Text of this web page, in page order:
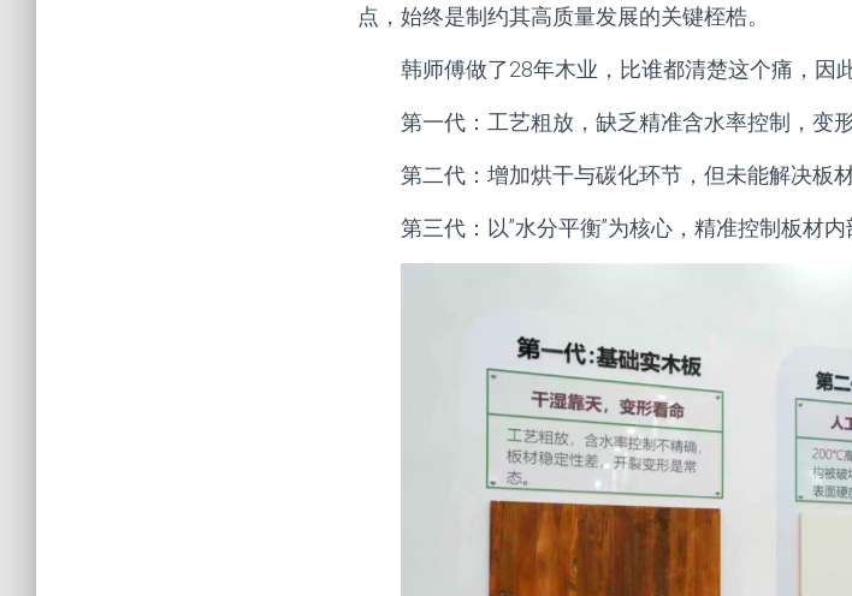
点，始终是制约其高质量发展的关键桎梏。
韩师傅做了28年木业，比谁都清楚这个痛，因
第一代：工艺粗放，缺乏精准含水率控制，变
第二代：增加烘干与碳化环节，但未能解决板
第三代：以”水分平衡”为核心，精准控制板材